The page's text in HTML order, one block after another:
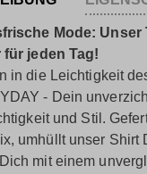
Mode: Unser
für jeden Tag!
in die Leichtigkeit
- Dein
und Stil.
umhüllt unser Shirt
mit einem